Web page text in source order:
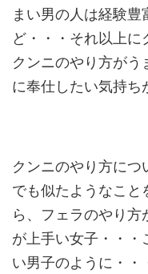
まい男の人は経験
ど・・・それ以上
クンニのやり方が
に奉仕したい気持ち
クンニのやり方に
でも似たようなこ
ら、フェラのやり
が上手い女子・・
い男子のように・